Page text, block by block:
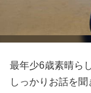
最年少6歳素晴ら
しっかりお話を